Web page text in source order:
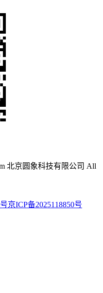
北京圆象科技有限公司 All
京ICP备2025118850号